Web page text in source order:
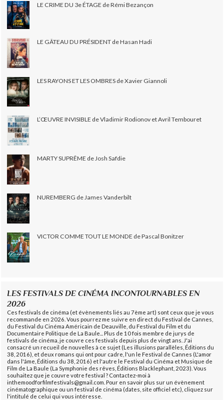
LE CRIME DU 3e ÉTAGE de Rémi Bezançon
LE GÂTEAU DU PRÉSIDENT de Hasan Hadi
LES RAYONS ET LES OMBRES de Xavier Giannoli
L’ŒUVRE INVISIBLE de Vladimir Rodionov et Avril Tembouret
MARTY SUPRÊME de Josh Safdie
NUREMBERG de James Vanderbilt
VICTOR COMME TOUT LE MONDE de Pascal Bonitzer
LES FESTIVALS DE CINÉMA INCONTOURNABLES EN
2026
Ces festivals de cinéma (et évènements liés au 7ème art) sont ceux que je vous
recommande en 2026. Vous pourrez me suivre en direct du Festival de Cannes,
du Festival du Cinéma Américain de Deauville, du Festival du Film et du
Documentaire Politique de La Baule... Plus de 10 fois membre de jurys de
festivals de cinéma, je couvre ces festivals depuis plus de vingt ans. J'ai
consacré un recueil de nouvelles à ce sujet (Les illusions parallèles, Éditions du
38, 2016), et deux romans qui ont pour cadre, l'un le Festival de Cannes (L'amor
dans l'âme, Éditions du 38, 2016) et l'autre le Festival du Cinéma et Musique de
Film de La Baule (La Symphonie des rêves, Éditions Blacklephant, 2023). Vous
souhaitez que je couvre votre festival ? Contactez-moi à
inthemoodforfilmfestivals@gmail.com. Pour en savoir plus sur un évènement
cinématographique ou un festival de cinéma (dates, site officiel etc), cliquez sur
l'intitulé de celui qui vous intéresse.